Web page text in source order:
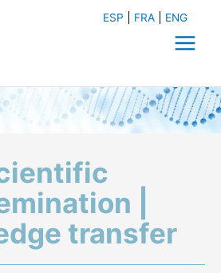
ESP FRA ENG
Main
Menu
|
transfer